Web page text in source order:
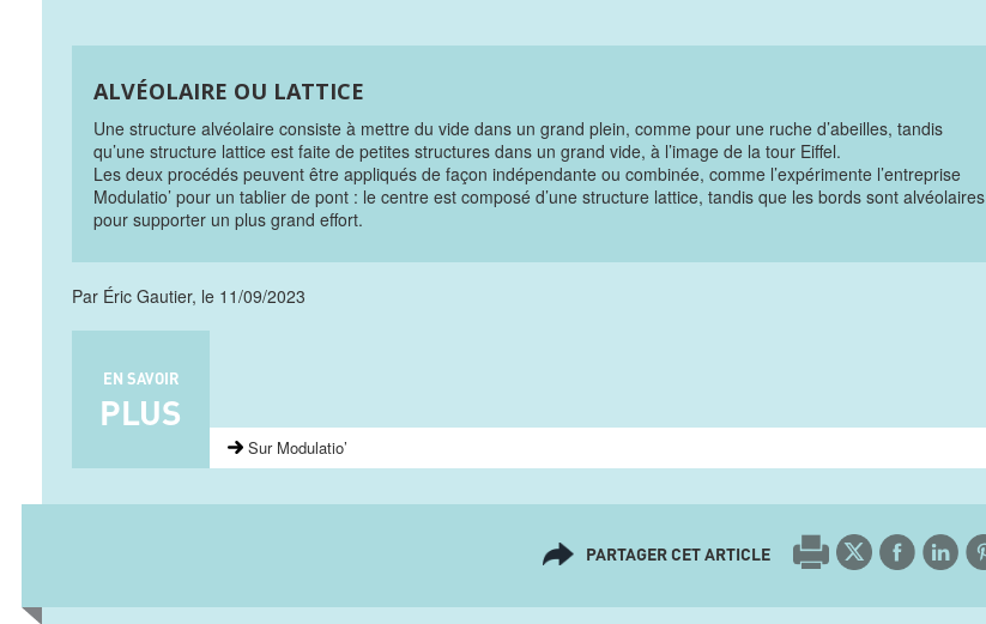
ALVÉOLAIRE OU LATTICE
Une structure alvéolaire consiste à mettre du vide dans un grand plein, comme pour une ruche d’abeilles, tandis
qu’une structure lattice est faite de petites structures dans un grand vide, à l’image de la tour Eiffel.
Les deux procédés peuvent être appliqués de façon indépendante ou combinée, comme l’expérimente l’entreprise
Modulatio’ pour un tablier de pont : le centre est composé d’une structure lattice, tandis que les bords sont alvéolaires
pour supporter un plus grand effort.
Par Éric Gautier, le 11/09/2023
EN SAVOIR
PLUS
Sur Modulatio’
PARTAGER CET ARTICLE